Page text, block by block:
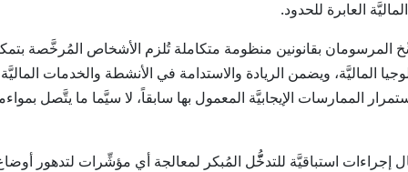
العابرة للحدود.
المرسومان بقانونين منظومة متكاملة تُلزم الأشخاص المُرخَّصة
الماليَّة، ويضمن الريادة والاستدامة في الأنشطة والخدمات
الممارسات الإيجابيَّة المعمول بها سابقاً، لا سيَّما ما يتَّصل
استباقيَّة للتدخُّّل المُبكر لمعالجة أي مؤشِّرات لتدهور